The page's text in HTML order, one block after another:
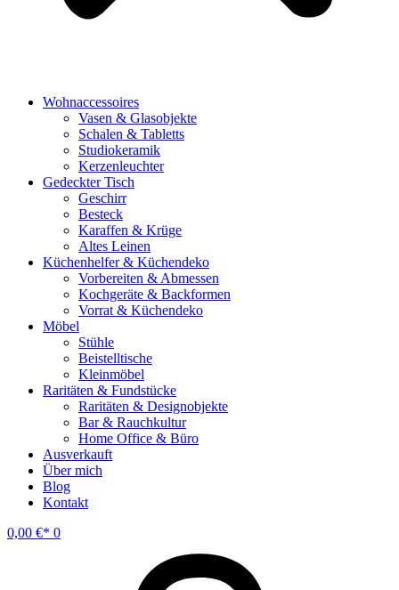
Wohnaccessoires
Vasen & Glasobjekte
Schalen & Tabletts
Studiokeramik
Kerzenleuchter
Gedeckter Tisch
Geschirr
Besteck
Karaffen & Krüge
Altes Leinen
Küchenhelfer & Küchendeko
Vorbereiten & Abmessen
Kochgeräte & Backformen
Vorrat & Küchendeko
Möbel
Stühle
Beistelltische
Kleinmöbel
Raritäten & Fundstücke
Raritäten & Designobjekte
Bar & Rauchkultur
Home Office & Büro
Ausverkauft
Über mich
Blog
Kontakt
0,00 € 0